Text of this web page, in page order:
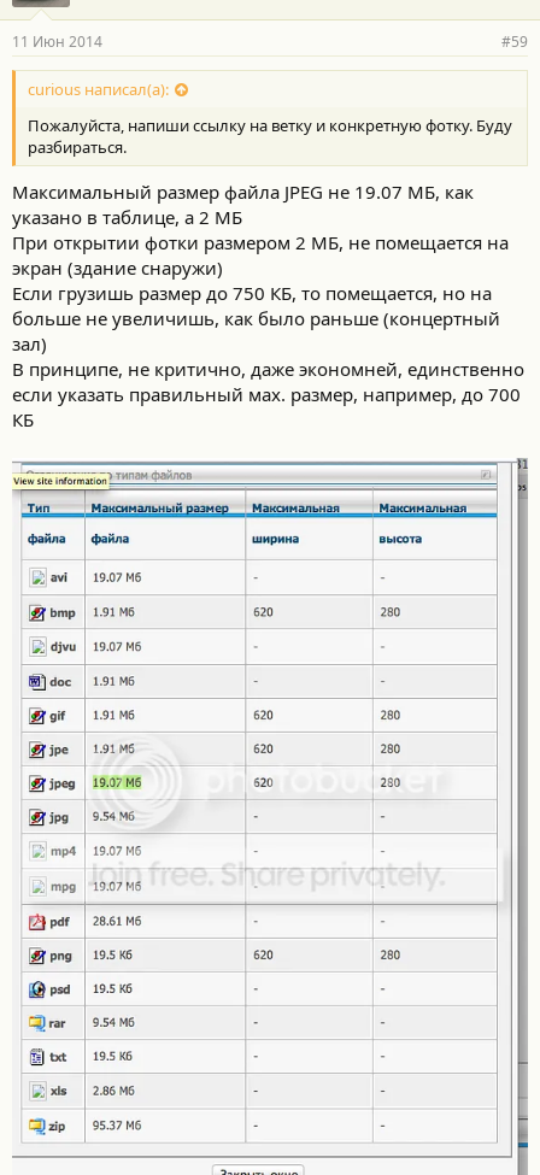
11 Июн 2014 #59
curious написал(а):
Пожалуйста, напиши ссылку на ветку и конкретную фотку. Буду
разбираться.
Максимальный размер файла JPEG не 19.07 МБ, как
указано в таблице, а 2 МБ
При открытии фотки размером 2 МБ, не помещается на
экран (здание снаружи)
Если грузишь размер до 750 КБ, то помещается, но на
больше не увеличишь, как было раньше (концертный
зал)
В принципе, не критично, даже экономней, единственно
если указать правильный мах. размер, например, до 700
КБ